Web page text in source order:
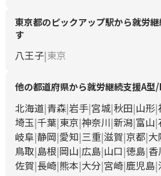
東京都のピックアップ駅から就労
す
八王子 東京
他の都道府県から就労継続支援A型
北海道 青森 岩手 宮城 秋田 山形
埼玉 千葉 東京 神奈川 新潟 富山
岐阜 静岡 愛知 三重 滋賀 京都 大
鳥取 島根 岡山 広島 山口 徳島 香
佐賀 長崎 熊本 大分 宮崎 鹿児島